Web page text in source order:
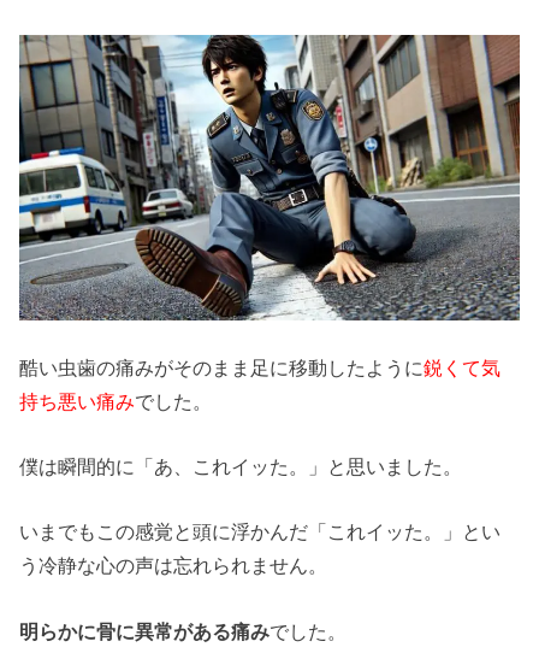
酷い虫歯の痛みがそのまま足に移動したように鋭くて気
持ち悪い痛みでした。
僕は瞬間的に「あ、これイッた。」と思いました。
いまでもこの感覚と頭に浮かんだ「これイッた。」とい
う冷静な心の声は忘れられません。
明らかに骨に異常がある痛みでした。